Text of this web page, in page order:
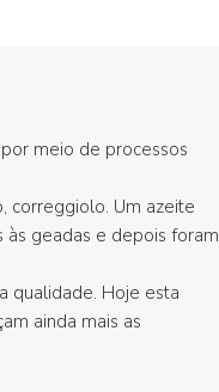
meio de processos
correggiolo. Um azeite
às geadas e depois foram
qualidade. Hoje esta
ainda mais as